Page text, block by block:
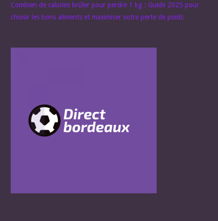
Combien de calories brûler pour perdre 1 kg : Guide 2025 pour
choisir les bons aliments et maximiser votre perte de poids